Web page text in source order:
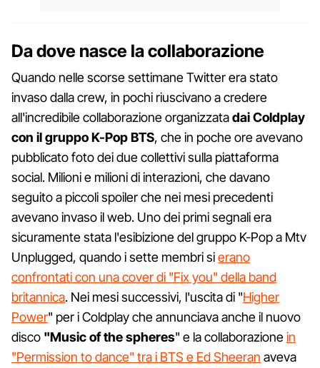
Da dove nasce la collaborazione
Quando nelle scorse settimane Twitter era stato
invaso dalla crew, in pochi riuscivano a credere
all'incredibile collaborazione organizzatadai Coldplay
con il gruppo K-Pop BTS, che in poche ore avevano
pubblicato foto dei due collettivi sulla piattaforma
social. Milioni e milioni di interazioni, che davano
seguito a piccoli spoiler che nei mesi precedenti
avevano invaso il web. Uno dei primi segnali era
sicuramente stata l'esibizione del gruppo K-Pop a Mtv
Unplugged, quando i sette membri sierano
confrontati con una cover di "Fix you" della band
britannica. Nei mesi successivi, l'uscita di "Higher
Power" per i Coldplay che annunciava anche il nuovo
disco "Music of the spheres" e la collaborazionein
"Permission to dance" tra i BTS e Ed Sheeran aveva